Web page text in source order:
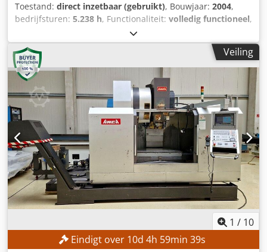
Toestand: direct inzetbaar (gebruikt), Bouwjaar: 2004,
bedrijfsturen: 5.238 h, Functionaliteit: volledig functioneel,
120007
X-as:1.200 mm, verplaatsing Y-as:700 mm,
verplaatsingsafstand Z-as:
, controller model:
Heidenhain TNC530, spilsnelheid (max.):8.000 rpm, Geen
minimale prijs – gegarandeerde verkoop tegen het hoogste
bod! TECHNISCHE GEGEVENS Verplaatsing X-as: 1.200 mm
Verplaatsing Y-as: 700 mm Verplaatsing Z-as: 750 mm
Spindelsnelheid: 8.000 omw/min MACHINEGEGEVENS
Besturingsmodel: Heidenhain TNC 530 Bedrijfsspanning:
400 V / 50 Hz Besturingsspanning: 24 V Dodpfjzpwykex
Antjck Vermogen: 35 kVA Nominale stroom: 50 A
Hoofdschakelaar: 6,3 A Bedrijfstijden Spindeltijden: 5.238
uur Inschakeltijden besturing: 17.705 uur
Veiling
1 / 10
Eindigt over 10d 4h 59min 36s